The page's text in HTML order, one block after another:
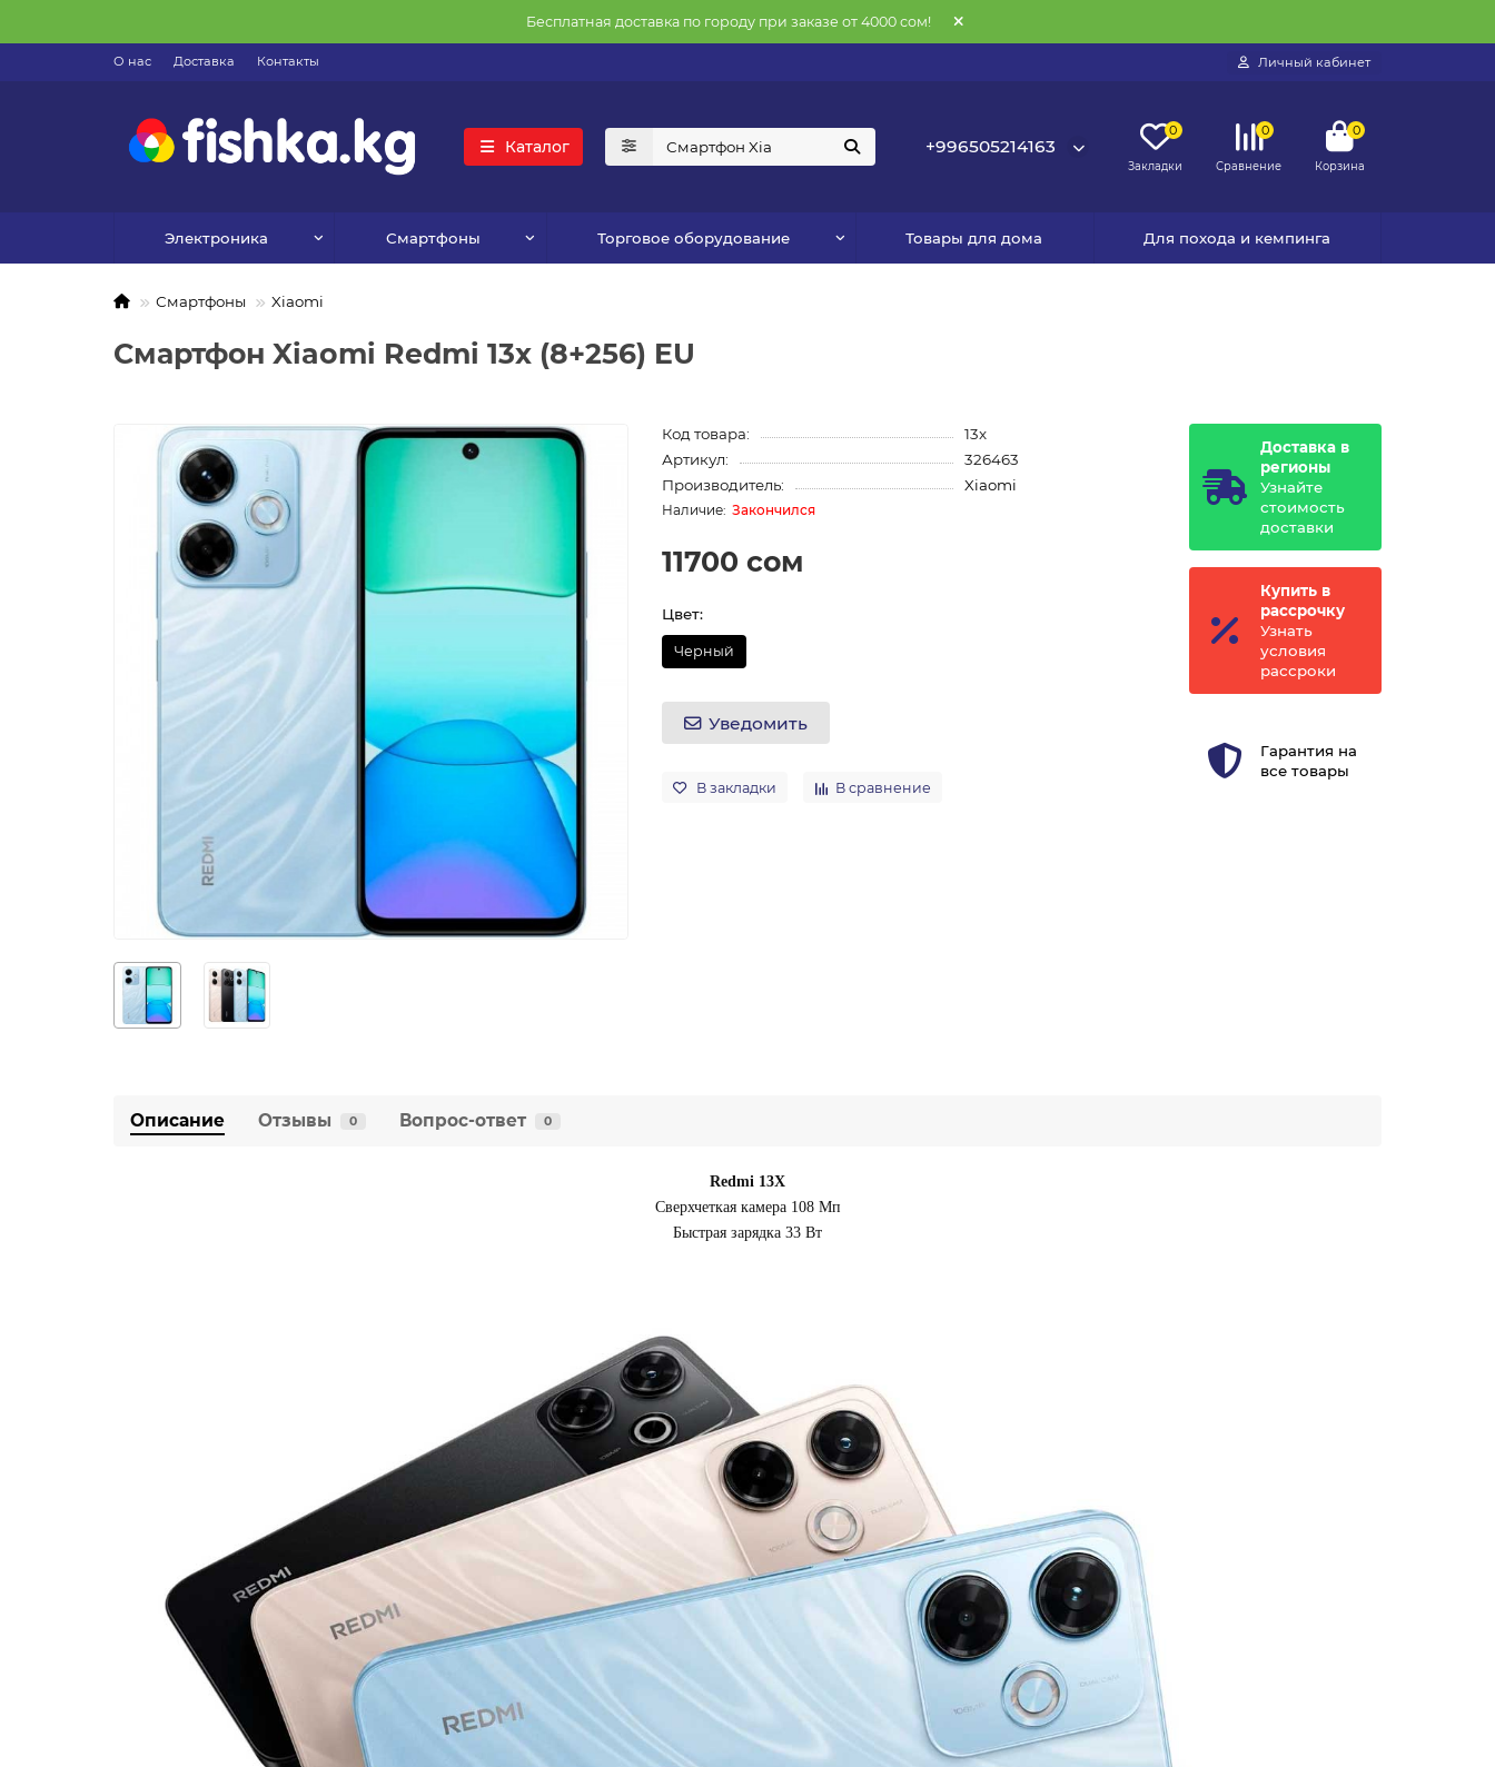
Бесплатная доставка по городу при заказе от 4000 сом!
О нас Доставка Контакты Личный кабинет
Каталог +996505214163
0
Закладки
0
Сравнение
0
Корзина
Электроника Смартфоны Торговое оборудование Товары для дома Для похода и кемпинга
Смартфоны Xiaomi
Смартфон Xiaomi Redmi 13x (8+256) EU
Код товара:
13x
Артикул:
326463
Производитель:
Xiaomi
Закончился
11700 сом
Цвет:
Черный
Уведомить
В закладки В сравнение
Доставка в
регионы
Узнайте
стоимость
доставки
Купить в
рассрочку
Узнать
условия
рассроки
Гарантия на
все товары
Описание Отзывы 0 Вопрос-ответ 0
Redmi 13X
Сверхчеткая камера 108 Мп
Быстрая зарядка 33 Вт